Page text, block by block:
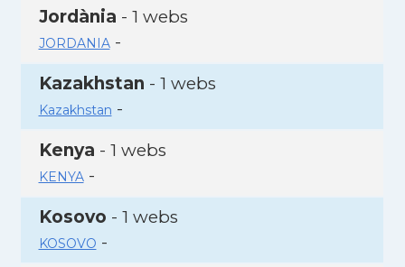
Jordània - 1 webs
JORDANIA-
Kazakhstan - 1 webs
Kazakhstan -
Kenya - 1 webs
KENYA-
Kosovo - 1 webs
KOSOVO -